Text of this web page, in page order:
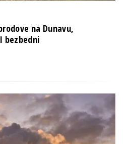
na Dunavu,
bezbedni